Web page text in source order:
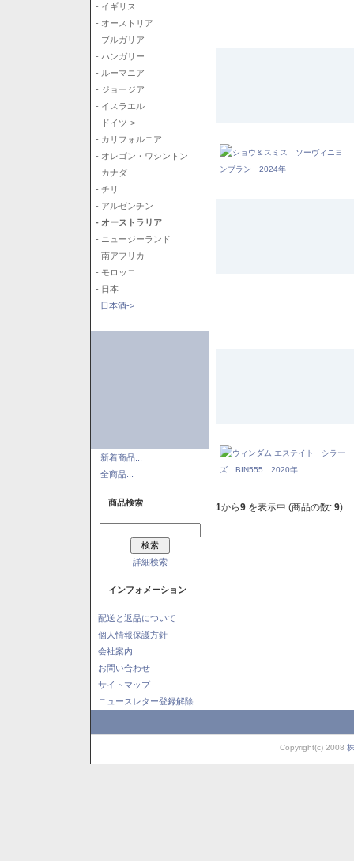
- イギリス
- オーストリア
- ブルガリア
- ハンガリー
- ルーマニア
- ジョージア
- イスラエル
- ドイツ->
- カリフォルニア
- オレゴン・ワシントン
- カナダ
- チリ
- アルゼンチン
- オーストラリア
- ニュージーランド
- 南アフリカ
- モロッコ
- 日本
日本酒->
新着商品...
全商品...
商品検索
詳細検索
インフォメーション
配送と返品について
個人情報保護方針
会社案内
お問い合わせ
サイトマップ
ニュースレター登録解除
1から9 を表示中 (商品の数: 9)
Copyright(c) 2008